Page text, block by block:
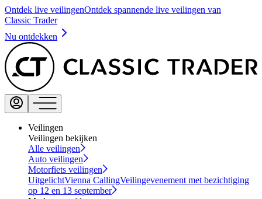
Ontdek live veilingenOntdek spannende live veilingen van
Classic Trader
Nu ontdekken
Veilingen
Veilingen bekijken
Alle veilingen
Auto veilingen
Motorfiets veilingen
UitgelichtVienna CallingVeilingevenement met bezichtiging
op 12 en 13 september